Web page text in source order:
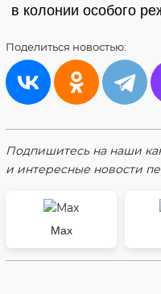
в колонии особого
Поделиться новостью:
Подпишитесь на наши
и интересные новости
Max